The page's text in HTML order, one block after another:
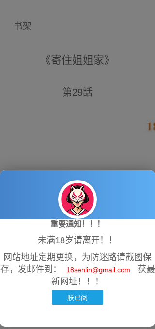
书架
《寄住姐姐家》
第29話
重要通知！！！
未满18岁请离开！！
网站地址定期更换，为防迷路请截图保
存，发邮件到：
18senlin@gmail.com
获最
新网址！！！
朕已阅